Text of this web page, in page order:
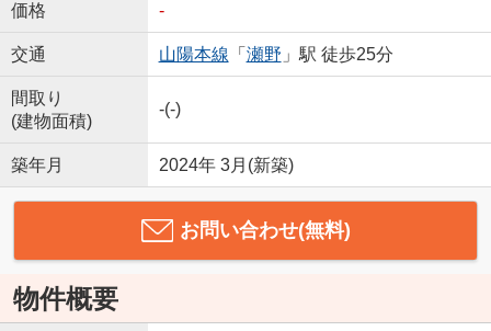
価格 -
交通 山陽本線 「 瀬野 」駅 徒歩25分
間取り
(建物面積)
-(-)
築年月 2024年 3月(新築)
お問い合わせ(無料)
物件概要